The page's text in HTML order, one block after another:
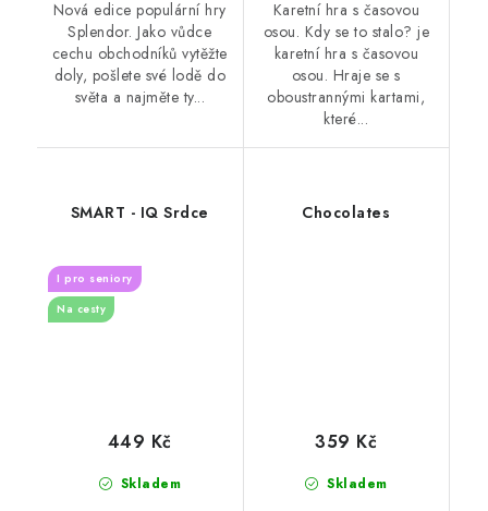
Nová edice populární hry
Splendor. Jako vůdce
cechu obchodníků vytěžte
doly, pošlete své lodě do
světa a najměte ty...
Karetní hra s časovou
osou. Kdy se to stalo? je
karetní hra s časovou
osou. Hraje se s
oboustrannými kartami,
které...
SMART - IQ Srdce
I pro seniory
Na cesty
Skladem
449 Kč
Chocolates
Skladem
359 Kč